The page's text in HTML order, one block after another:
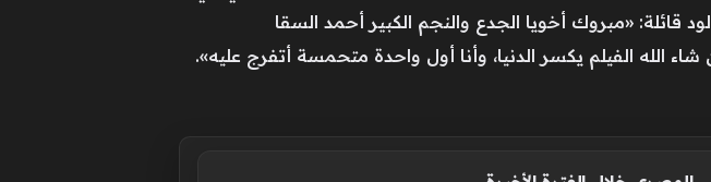
قائلة: «مبروك أخويا الجدع والنجم الكبير أحمد السقا
الله الفيلم يكسر الدنيا، وأنا أول واحدة متحمسة أتفرج عليه».